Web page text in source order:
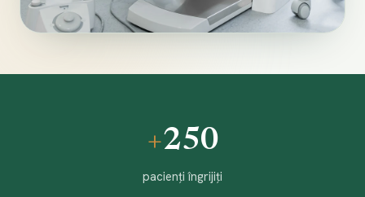
+250
pacienți îngrijiți